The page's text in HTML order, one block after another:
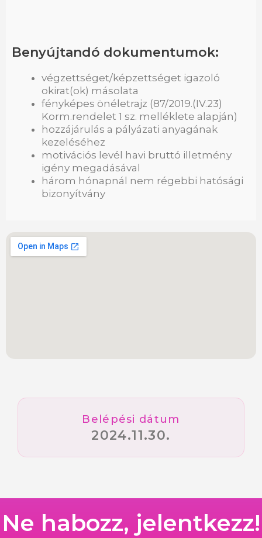
Benyújtandó dokumentumok:
végzettséget/képzettséget igazoló
okirat(ok) másolata
fényképes önéletrajz (87/2019.(IV.23)
Korm.rendelet 1 sz. melléklete alapján)
hozzájárulás a pályázati anyagának
kezeléséhez
motivációs levél havi bruttó illetmény
igény megadásával
három hónapnál nem régebbi hatósági
bizonyítvány
Belépési dátum
2024.11.30.
Ne habozz, jelentkezz!